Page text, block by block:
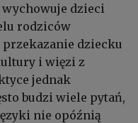
dzieci
rodziców
dziecku
i więzi z
jednak
budzi wiele pytań,
nie opóźnią